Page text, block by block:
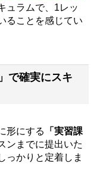
ュラムで、1レッ
ることを感じてい
で確実にスキ
形にする
「実習課
ンまでに提出いた
っかりと定着しま